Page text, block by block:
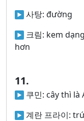
사탕: đường
크림: kem
hơn
11.
쿠민: cây thì là
계란 프라이: